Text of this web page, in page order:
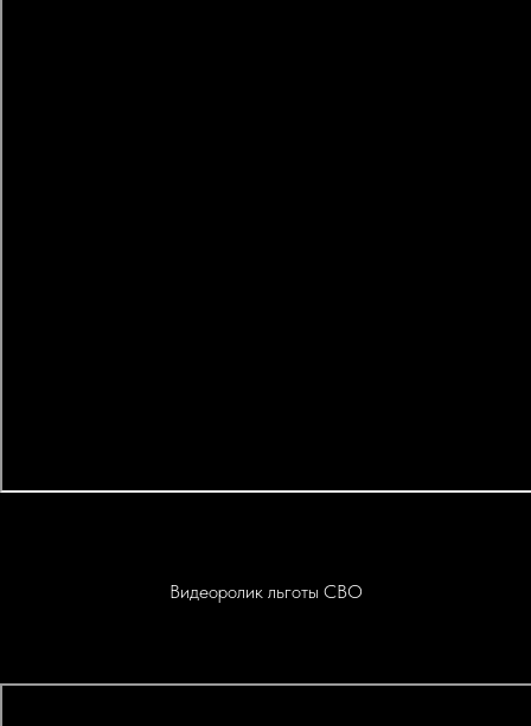
Видеоролик льготы СВО